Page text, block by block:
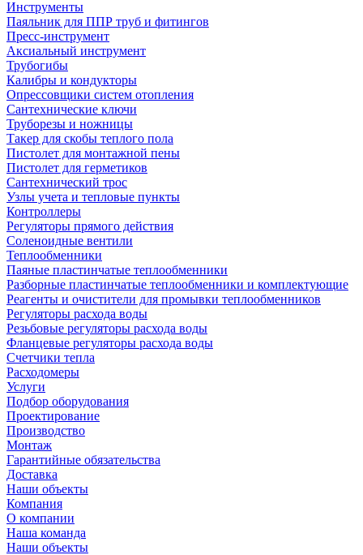
Инструменты
Паяльник для ППР труб и фитингов
Пресс-инструмент
Аксиальный инструмент
Трубогибы
Калибры и кондукторы
Опрессовщики систем отопления
Сантехнические ключи
Труборезы и ножницы
Такер для скобы теплого пола
Пистолет для монтажной пены
Пистолет для герметиков
Сантехнический трос
Узлы учета и тепловые пункты
Контроллеры
Регуляторы прямого действия
Соленоидные вентили
Теплообменники
Паяные пластинчатые теплообменники
Разборные пластинчатые теплообменники и комплектующие
Реагенты и очистители для промывки теплообменников
Регуляторы расхода воды
Резьбовые регуляторы расхода воды
Фланцевые регуляторы расхода воды
Счетчики тепла
Расходомеры
Услуги
Подбор оборудования
Проектирование
Производство
Монтаж
Гарантийные обязательства
Доставка
Наши объекты
Компания
О компании
Наша команда
Наши объекты